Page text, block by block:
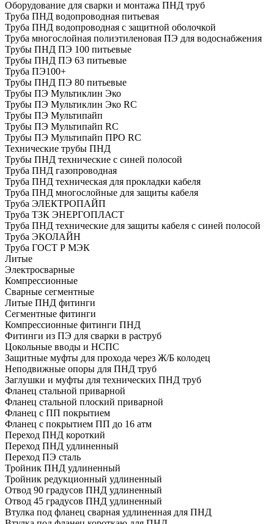
Оборудование для сварки и монтажа ПНД труб
Труба ПНД водопроводная питьевая
Труба ПНД водопроводная с защитной оболочкой
Труба многослойная полиэтиленовая ПЭ для водоснабжения
Трубы ПНД ПЭ 100 питьевые
Трубы ПНД ПЭ 63 питьевые
Труба ПЭ100+
Трубы ПНД ПЭ 80 питьевые
Трубы ПЭ Мультиклин Эко
Трубы ПЭ Мультиклин Эко RC
Трубы ПЭ Мультипайп
Трубы ПЭ Мультипайп RC
Трубы ПЭ Мультипайп ПРО RC
Технические трубы ПНД
Трубы ПНД технические с синей полосой
Труба ПНД газопроводная
Труба ПНД техническая для прокладки кабеля
Труба ПНД многослойные для защиты кабеля
Труба ЭЛЕКТРОПАЙП
Труба ТЗК ЭНЕРГОПЛАСТ
Труба ПНД технические для защиты кабеля с синей полосой
Труба ЭКОЛАЙН
Труба ГОСТ Р МЭК
Литые
Электросварные
Компрессионные
Сварные сегментные
Литые ПНД фитинги
Сегментные фитинги
Компрессионные фитинги ПНД
Фитинги из ПЭ для сварки в раструб
Цокольные вводы и НСПС
Защитные муфты для прохода через Ж/Б колодец
Неподвижные опоры для ПНД труб
Заглушки и муфты для технических ПНД труб
Фланец стальной приварной
Фланец стальной плоский приварной
Фланец с ПП покрытием
Фланец с покрытием ПП до 16 атм
Переход ПНД короткий
Переход ПНД удлиненный
Переход ПЭ сталь
Тройник ПНД удлиненный
Тройник редукционный удлиненный
Отвод 90 градусов ПНД удлиненный
Отвод 45 градусов ПНД удлиненный
Втулка под фланец сварная удлиненная для ПНД